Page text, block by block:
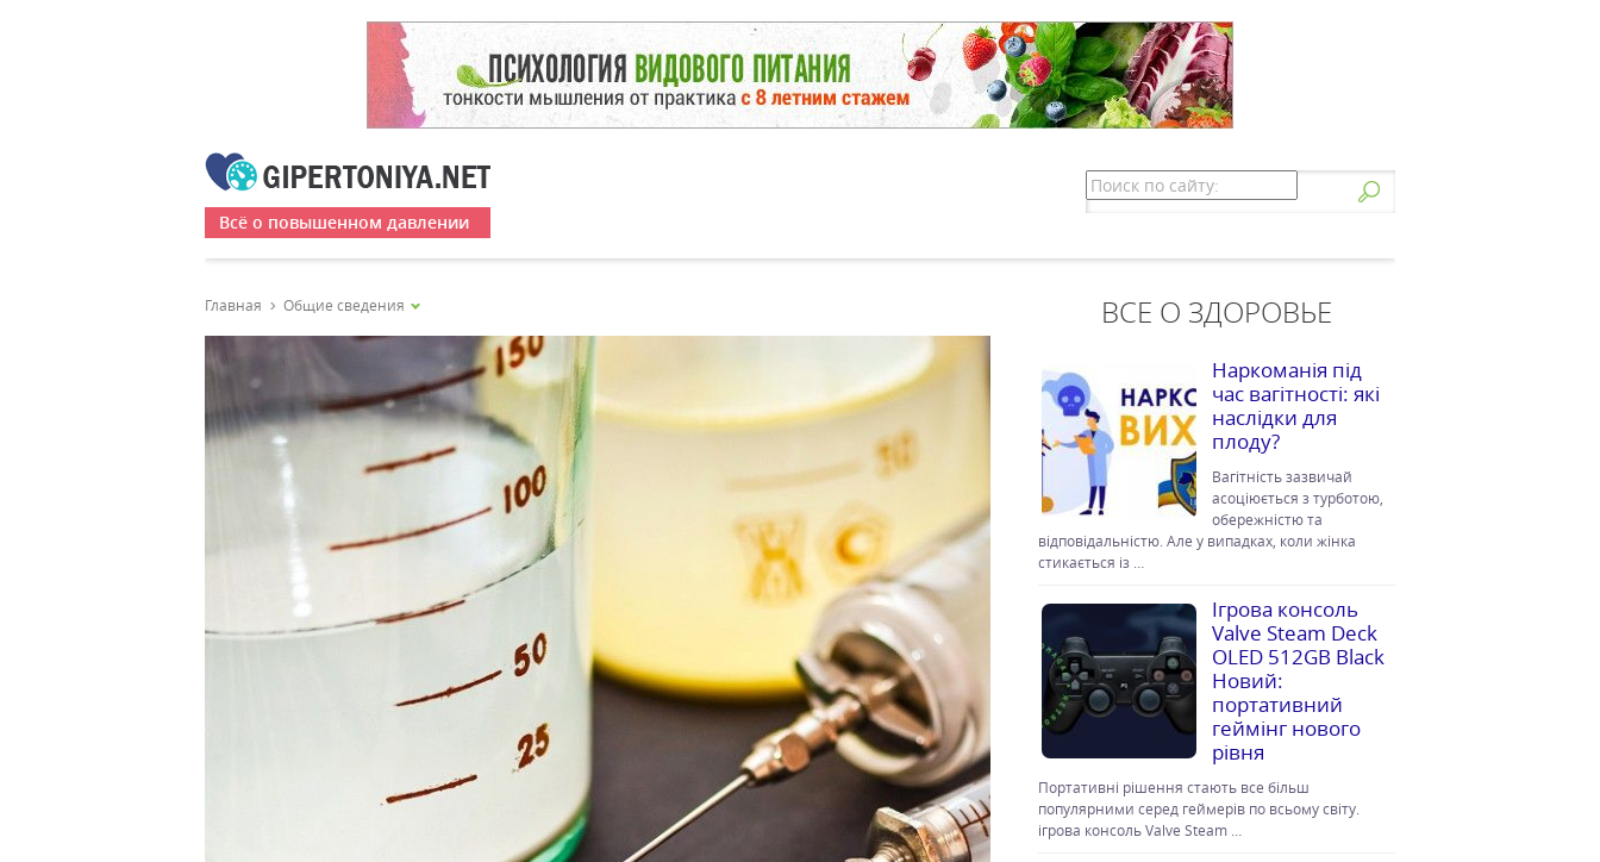
Всё о повышенном давлении
Главная Общие сведения ВСЕ О ЗДОРОВЬЕ
Наркоманія під
час вагітності: які
наслідки для
плоду?
Вагітність зазвичай
асоціюється з турботою,
обережністю та
відповідальністю. Але у випадках, коли жінка
стикається із …
Ігрова консоль
Valve Steam Deck
OLED 512GB Black
Новий:
портативний
геймінг нового
рівня
Портативні рішення стають все більш
популярними серед геймерів по всьому світу.
ігрова консоль Valve Steam …